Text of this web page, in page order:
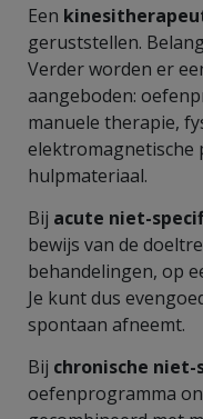
Een
geruststellen.
Verder worden er
aangeboden:
manuele therapie,
elektromagnetische
hulpmateriaal.
Bij acute niet-
bewijs van de
behandelingen, op
Je kunt dus
spontaan afneemt.
Bij chronische
oefenprogramma